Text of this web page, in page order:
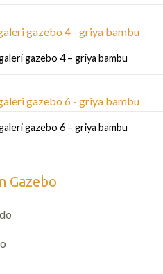
gazebo 4 – griya bambu
gazebo 6 – griya bambu
Gazebo